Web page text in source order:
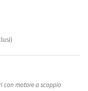
con motore a scoppio